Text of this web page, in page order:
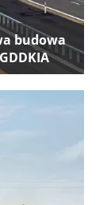
budowa